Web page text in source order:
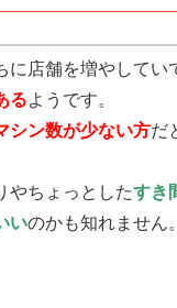
に店舗を増やしてい
るようです。
シン数が少ない方だ
やちょっとしたすき
いのかも知れません